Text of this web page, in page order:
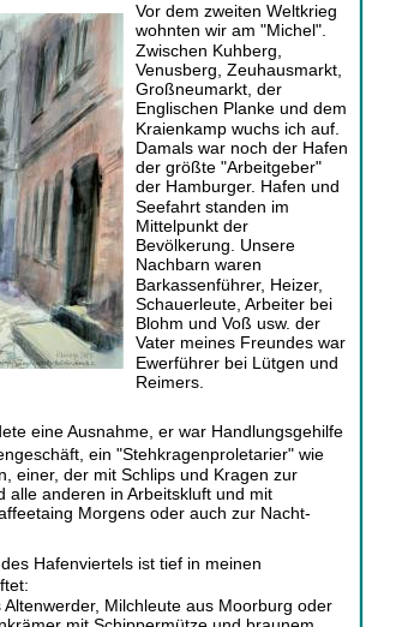
Vor dem zweiten Weltkrieg
wohnten wir am "Michel".
Zwischen Kuhberg,
Venusberg, Zeuhausmarkt,
Großneumarkt, der
Englischen Planke und dem
Kraienkamp wuchs ich auf.
Damals war noch der Hafen
der größte "Arbeitgeber"
der Hamburger. Hafen und
Seefahrt standen im
Mittelpunkt der
Bevölkerung. Unsere
Nachbarn waren
Barkassenführer, Heizer,
Schauerleute, Arbeiter bei
Blohm und Voß usw. der
Vater meines Freundes war
Ewerführer bei Lütgen und
Reimers.
eine Ausnahme, er war Handlungsgehilfe
ein "Stehkragenproletarier" wie
einer, der mit Schlips und Kragen zur
alle anderen in Arbeitskluft und mit
Morgens oder auch zur Nacht-
Hafenviertels ist tief in meinen
Milchleute aus Moorburg oder